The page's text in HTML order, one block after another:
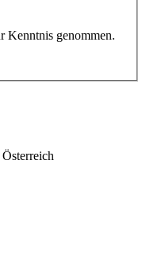
Kenntnis genommen.
Österreich